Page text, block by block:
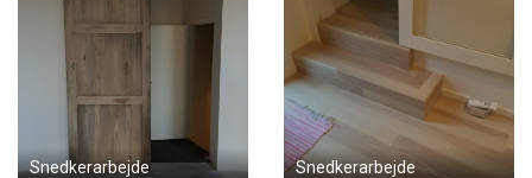
Snedkerarbejde Snedkerarbejde